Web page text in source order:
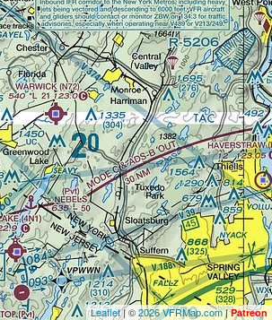
Leaflet| ©2026 VFRMap.com|Patreon